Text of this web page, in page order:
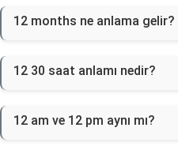
12 months ne anlama gelir?
12 30 saat anlamı nedir?
12 am ve 12 pm aynı mı?